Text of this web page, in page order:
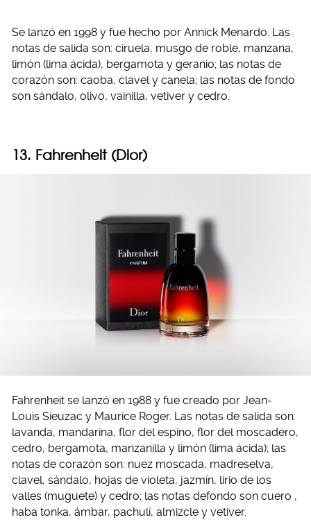
Se lanzó en 1998 y fue hecho por Annick Menardo. Las
notas de salida son: ciruela, musgo de roble, manzana,
limón (lima ácida), bergamota y geranio; las notas de
corazón son: caoba, clavel y canela; las notas de fondo
son sándalo, olivo, vainilla, vetiver y cedro.
13. Fahrenheit (Dior)
Fahrenheit se lanzó en 1988 y fue creado por Jean-
Louis Sieuzac y Maurice Roger. Las notas de salida son:
lavanda, mandarina, flor del espino, flor del moscadero,
cedro, bergamota, manzanilla y limón (lima ácida); las
notas de corazón son: nuez moscada, madreselva,
clavel, sándalo, hojas de violeta, jazmín, lirio de los
valles (muguete) y cedro; las notas defondo son cuero ,
haba tonka, ámbar, pachulí, almizcle y vetiver.